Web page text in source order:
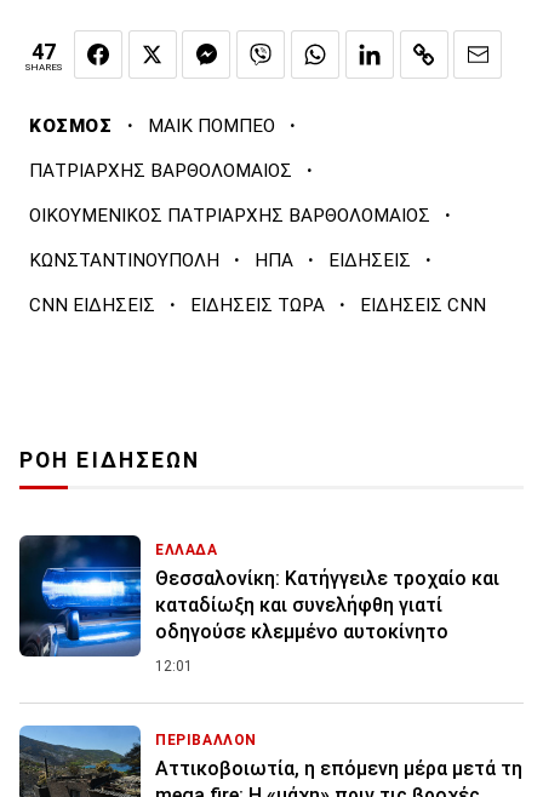
47
SHARES
ΚΟΣΜΟΣ · ΜΑΙΚ ΠΟΜΠΕΟ ·
ΠΑΤΡΙΑΡΧΗΣ ΒΑΡΘΟΛΟΜΑΙΟΣ ·
ΟΙΚΟΥΜΕΝΙΚΟΣ ΠΑΤΡΙΑΡΧΗΣ ΒΑΡΘΟΛΟΜΑΙΟΣ ·
ΚΩΝΣΤΑΝΤΙΝΟΥΠΟΛΗ · ΗΠΑ · ΕΙΔΗΣΕΙΣ ·
CNN ΕΙΔΗΣΕΙΣ · ΕΙΔΗΣΕΙΣ ΤΩΡΑ · ΕΙΔΗΣΕΙΣ CNN
ΡΟΗ ΕΙΔΗΣΕΩΝ
ΕΛΛΑΔΑ
Θεσσαλονίκη: Κατήγγειλε τροχαίο και
καταδίωξη και συνελήφθη γιατί
οδηγούσε κλεμμένο αυτοκίνητο
12:01
ΠΕΡΙΒΑΛΛΟΝ
Αττικοβοιωτία, η επόμενη μέρα μετά τη